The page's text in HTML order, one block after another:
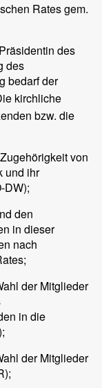
Rates gem.
des
des
bedarf der
kirchliche
bzw. die
von
und ihr
DW);
den
in dieser
nach
der Mitglieder
in die
der Mitglieder